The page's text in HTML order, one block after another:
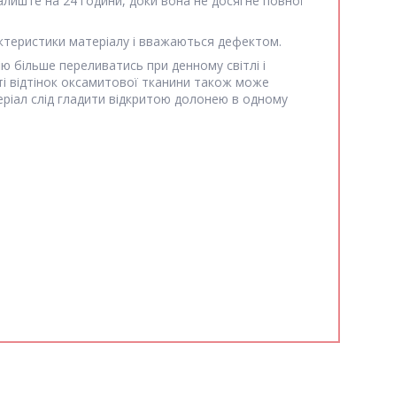
матеріалу і вважаються дефектом.
переливатись при денному світлі і
відтінок оксамитової тканини також може
слід гладити відкритою долонею в одному